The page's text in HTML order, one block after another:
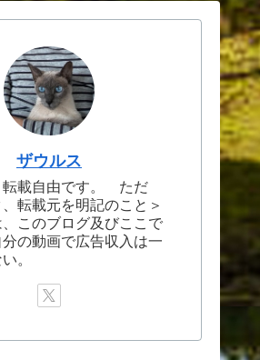
ザウルス
転載自由です。 ただ
転載元を明記のこと＞
このブログ及びここで
の動画で広告収入は一
。